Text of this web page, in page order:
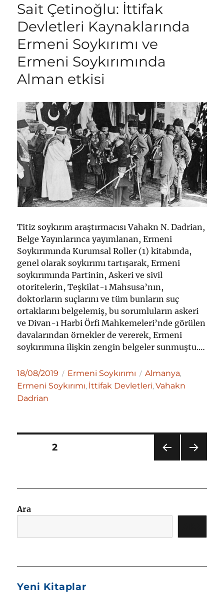
Sait Çetinoğlu: İttifak
Devletleri Kaynaklarında
Ermeni Soykırımı ve
Ermeni Soykırımında
Alman etkisi
Titiz soykırım araştırmacısı Vahakn N. Dadrian,
Belge Yayınlarınca yayımlanan, Ermeni
Soykırımında Kurumsal Roller (1) kitabında,
genel olarak soykırımı tartışarak, Ermeni
soykırımında Partinin, Askeri ve sivil
otoritelerin, Teşkilat-ı Mahsusa’nın,
doktorların suçlarını ve tüm bunların suç
ortaklarını belgelemiş, bu sorumluların askeri
ve Divan-ı Harbi Örfi Mahkemeleri’nde görülen
davalarından örnekler de vererek, Ermeni
soykırımına ilişkin zengin belgeler sunmuştu.…
Yayın
tarihi
18/08/2019 Kategoriler
Ermeni Soykırımı Etiketler
Almanya,
Ermeni Soykırımı, İttifak Devletleri,Vahakn
Dadrian
SAYFA2
Ara
Yeni Kitaplar